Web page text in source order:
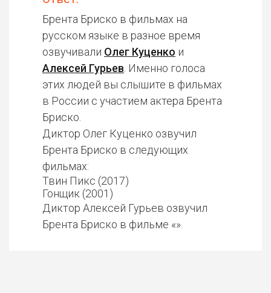
Брента Бриско в фильмах на
русском языке в разное время
озвучивали Олег Куценко и
Алексей Гурьев . Именно голоса
этих людей вы слышите в фильмах
в России с участием актера Брента
Бриско.
Диктор Олег Куценко озвучил
Брента Бриско в следующих
фильмах:
Твин Пикс (2017)
Гонщик (2001)
Диктор Алексей Гурьев озвучил
Брента Бриско в фильме «».